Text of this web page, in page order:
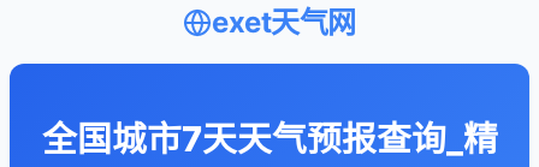
exet天气网
全国城市7天天气预报查询_精